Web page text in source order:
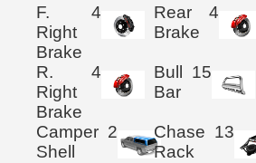
F.
Right
Brake
4
Rear
Brake
4
R.
Right
Brake
4
Bull
Bar
15
Camper
Shell
2
Chase
Rack
13